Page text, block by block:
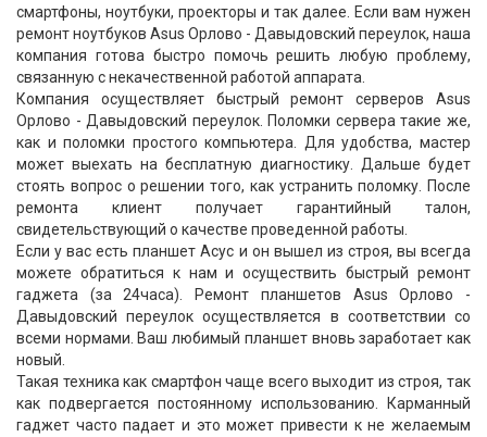
смартфоны, ноутбуки, проекторы и так далее. Если вам нужен
ремонт ноутбуков Asus Орлово - Давыдовский переулок, наша
компания готова быстро помочь решить любую проблему,
связанную с некачественной работой аппарата.
Компания осуществляет быстрый ремонт серверов Asus
Орлово - Давыдовский переулок. Поломки сервера такие же,
как и поломки простого компьютера. Для удобства, мастер
может выехать на бесплатную диагностику. Дальше будет
стоять вопрос о решении того, как устранить поломку. После
ремонта клиент получает гарантийный талон,
свидетельствующий о качестве проведенной работы.
Если у вас есть планшет Асус и он вышел из строя, вы всегда
можете обратиться к нам и осуществить быстрый ремонт
гаджета (за 24часа). Ремонт планшетов Asus Орлово -
Давыдовский переулок осуществляется в соответствии со
всеми нормами. Ваш любимый планшет вновь заработает как
новый.
Такая техника как смартфон чаще всего выходит из строя, так
как подвергается постоянному использованию. Карманный
гаджет часто падает и это может привести к не желаемым